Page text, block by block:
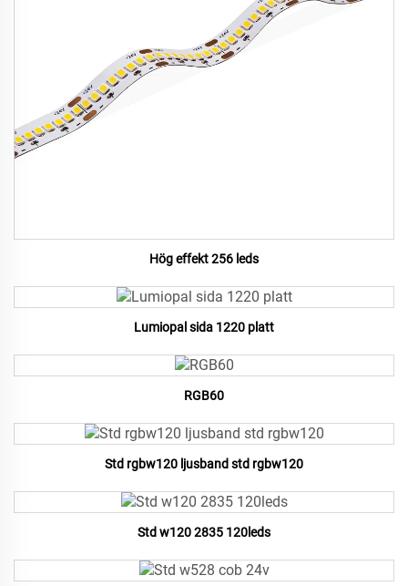
Hög effekt 256 leds
Lumiopal sida 1220 platt
RGB60
Std rgbw120 ljusband std rgbw120
Std w120 2835 120leds